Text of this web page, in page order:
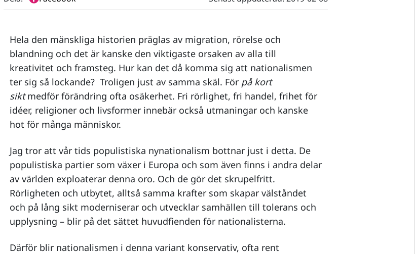
Hela den mänskliga historien präglas av migration, rörelse och
blandning och det är kanske den viktigaste orsaken av alla till
kreativitet och framsteg. Hur kan det då komma sig att nationalismen
ter sig så lockande? Troligen just av samma skäl. För på kort
siktmedför förändring ofta osäkerhet. Fri rörlighet, fri handel, frihet för
idéer, religioner och livsformer innebär också utmaningar och kanske
hot för många människor.
Jag tror att vår tids populistiska nynationalism bottnar just i detta. De
populistiska partier som växer i Europa och som även finns i andra delar
av världen exploaterar denna oro. Och de gör det skrupelfritt.
Rörligheten och utbytet, alltså samma krafter som skapar välståndet
och på lång sikt moderniserar och utvecklar samhällen till tolerans och
upplysning – blir på det sättet huvudfienden för nationalisterna.
Därför blir nationalismen i denna variant konservativ, ofta rent